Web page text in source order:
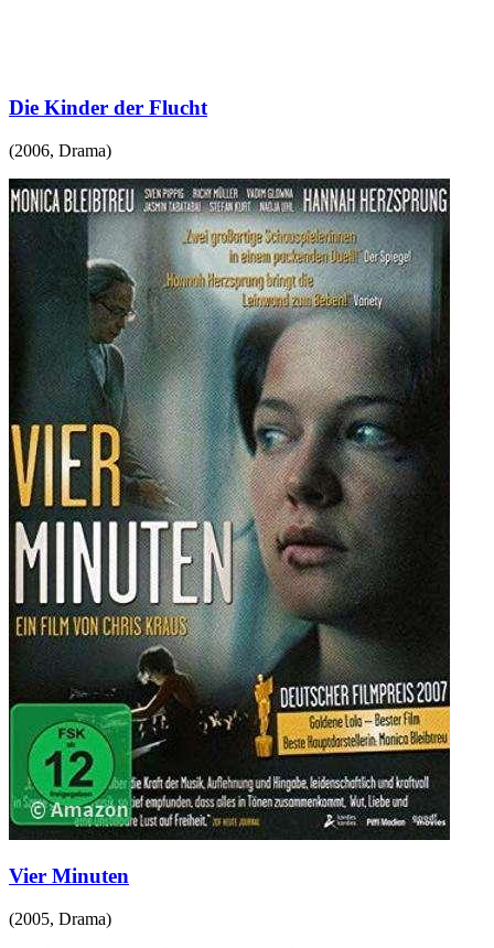
Die Kinder der Flucht
(2006, Drama)
Vier Minuten
(2005, Drama)